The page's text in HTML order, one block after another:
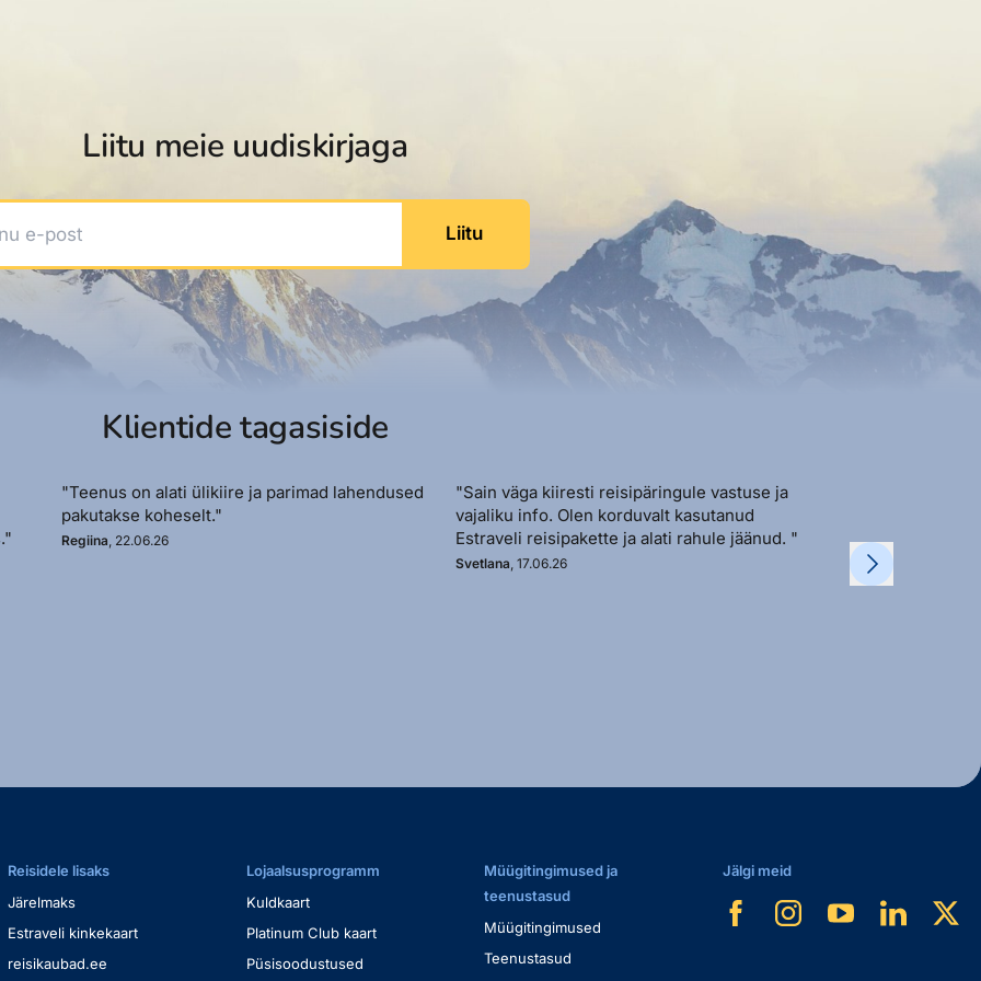
Liitu meie uudiskirjaga
Liitu
Klientide tagasiside
"Teenus on alati ülikiire ja parimad lahendused
pakutakse koheselt."
Regiina , 22.06.26
"Sain väga kiiresti reisipäringule vastuse ja
vajaliku info. Olen korduvalt kasutanud
Estraveli reisipakette ja alati rahule jäänud. "
Svetlana , 17.06.26
soovi korral. "
Kadi, 11.06.26
Reisidele lisaks
Järelmaks
Estraveli kinkekaart
reisikaubad.ee
Lojaalsusprogramm
Kuldkaart
Platinum Club kaart
Püsisoodustused
Müügitingimused ja
teenustasud
Müügitingimused
Teenustasud
Jälgi meid